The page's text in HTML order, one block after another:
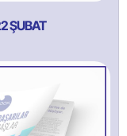
ŞUBAT